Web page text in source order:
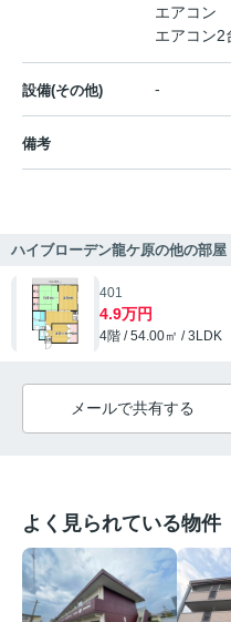
エアコン
エアコン2
設備(その他) -
備考
ハイブローデン龍ケ原の他の部屋
401
4.9万円
4階 / 54.00㎡ / 3LDK
メールで共有する
よく見られている物件